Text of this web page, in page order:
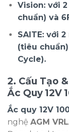
Vision: với
chuẩn) và
SAITE: với
(tiêu chuẩn)
Cycle).
2. Cấu Tạo
Ắc Quy 12V
Ắc quy 12V
nghệ AGM